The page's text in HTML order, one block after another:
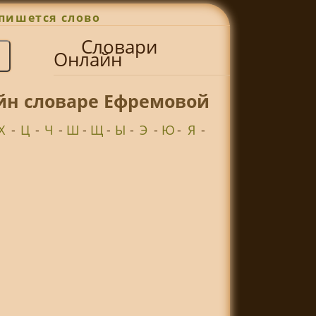
слово
Словари
Онлайн
словаре Ефремовой
- Ц - Ч - Ш - Щ- Ы - Э - Ю- Я -